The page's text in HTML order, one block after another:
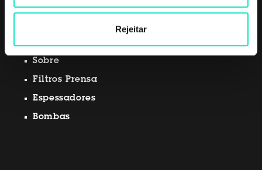
Rejeitar
+39 0545 20611 info@diemmefiltration.com
Sobre
Filtros Prensa
Espessadores
Bombas